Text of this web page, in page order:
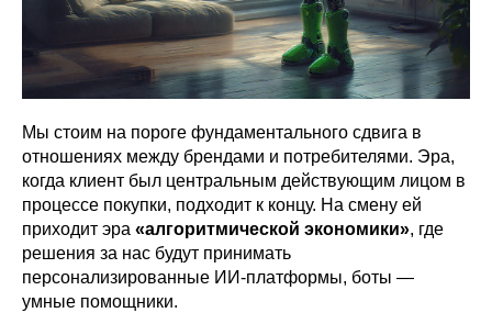
Мы стоим на пороге фундаментального сдвига в
отношениях между брендами и потребителями. Эра,
когда клиент был центральным действующим лицом в
процессе покупки, подходит к концу. На смену ей
приходит эра «алгоритмической экономики», где
решения за нас будут принимать
персонализированные ИИ-платформы, боты —
умные помощники.